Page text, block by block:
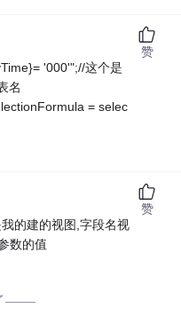
'000'";//这个是
名
= selec
赞
的建的视图,字段名视
数的值
赞
——